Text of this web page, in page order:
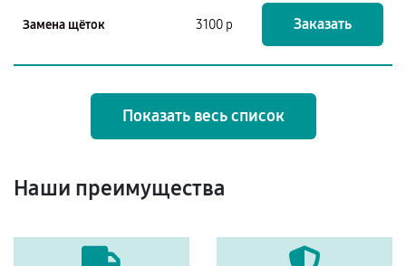
Замена щёток 3100 р Заказать
Показать весь список
Наши преимущества